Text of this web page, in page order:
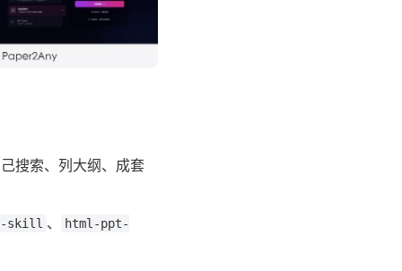
搜索、列大纲、成套
skill 、
html-ppt-